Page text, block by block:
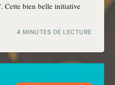
Cette bien belle initiative
4 MINUTES DE LECTURE